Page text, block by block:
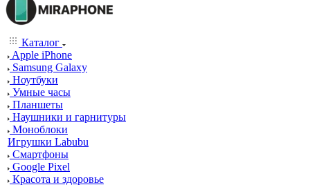
Каталог
Apple iPhone
Samsung Galaxy
Ноутбуки
Умные часы
Планшеты
Наушники и гарнитуры
Моноблоки
Игрушки Labubu
Смартфоны
Google Pixel
Красота и здоровье